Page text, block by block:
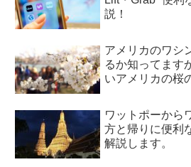
説！
アメリカのワシ
るか知ってます
いアメリカの桜
ワットポーから
方と帰りに便利
解説します。